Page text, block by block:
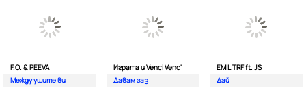
F.O. & PEEVA
Между ушите ви
Играта и Venci Venc'
Давам газ
EMIL TRF ft. JS
Дай